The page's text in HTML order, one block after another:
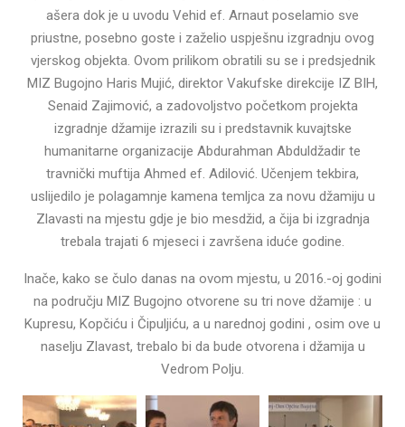
ašera dok je u uvodu Vehid ef. Arnaut poselamio sve
priustne, posebno goste i zaželio uspješnu izgradnju ovog
vjerskog objekta. Ovom prilikom obratili su se i predsjednik
MIZ Bugojno Haris Mujić, direktor Vakufske direkcije IZ BIH,
Senaid Zajimović, a zadovoljstvo početkom projekta
izgradnje džamije izrazili su i predstavnik kuvajtske
humanitarne organizacije Abdurahman Abduldžadir te
travnički muftija Ahmed ef. Adilović. Učenjem tekbira,
uslijedilo je polagamnje kamena temljca za novu džamiju u
Zlavasti na mjestu gdje je bio mesdžid, a čija bi izgradnja
trebala trajati 6 mjeseci i završena iduće godine.
Inače, kako se čulo danas na ovom mjestu, u 2016.-oj godini
na području MIZ Bugojno otvorene su tri nove džamije : u
Kupresu, Kopčiću i Čipuljiću, a u narednoj godini , osim ove u
naselju Zlavast, trebalo bi da bude otvorena i džamija u
Vedrom Polju.